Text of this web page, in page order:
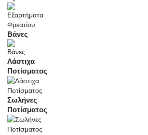
Βάνες
Λάστιχα
Ποτίσματος
Σωλήνες
Ποτίσματος